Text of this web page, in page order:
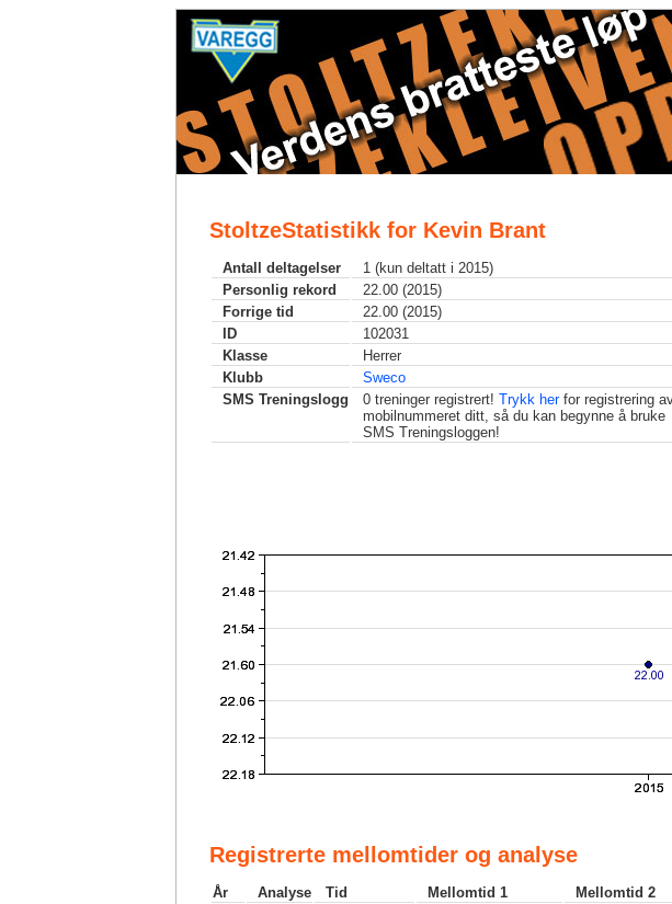
StoltzeStatistikk for Kevin Brant
Antall deltagelser
1 (kun deltatt i 2015)
Personlig rekord
22.00 (2015)
Forrige tid
22.00 (2015)
ID
102031
Klasse
Herrer
Klubb
Sweco
SMS Treningslogg
0 treninger registrert! Trykk herfor registrering
mobilnummeret ditt, så du kan begynne å bruke
SMS Treningsloggen!
Registrerte mellomtider og analyse
År Analyse Tid Mellomtid 1 Mellomtid 2